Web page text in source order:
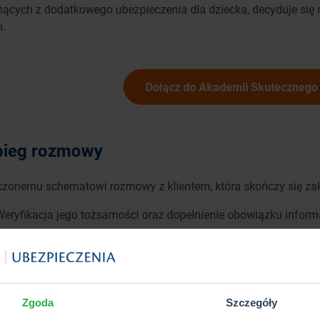
Zgoda Szczegóły
z dodatkowego ubezpieczenia dla dziecka, decyduje
Dołącz do Akademii
rozmowy
schematowi rozmowy z klientem, która skończy się
jego tożsamości oraz dopełnienie obowiązku
klienta. Tworzenie mapy potrzeb i wyłuskanie głównej
w WebCUK po uprzednim pozyskaniu niezbędnych zgód.